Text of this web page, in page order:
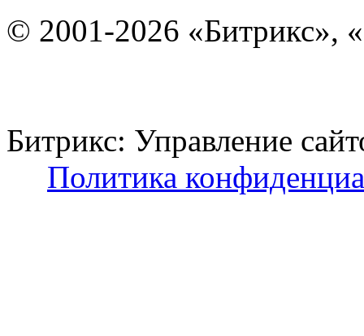
© 2001-2026 «Битрикс»,
Битрикс: Управление
Политика